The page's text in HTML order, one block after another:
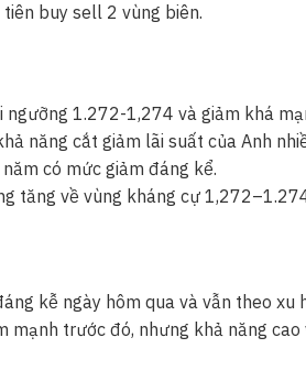
buy sell 2 vùng biên.
ngưỡng 1.272-1,274 và giảm khá
năng cắt giảm lãi suất của Anh
có mức giảm đáng kể.
tăng về vùng kháng cự
kễ ngày hôm qua và vẫn theo
mạnh trước đó, nhưng khả năng